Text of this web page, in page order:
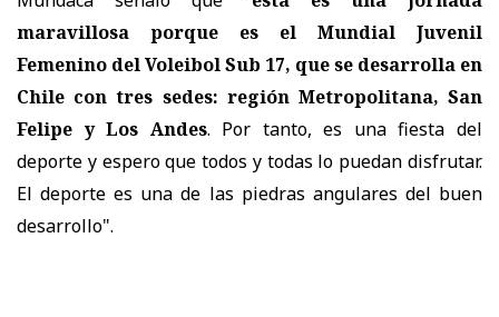
maravillosa porque es el Mundial Juvenil
Femenino del Voleibol Sub 17, que se desarrolla en
Chile con tres sedes: región Metropolitana, San
Felipe y Los Andes. Por tanto, es una fiesta del
deporte y espero que todos y todas lo puedan disfrutar.
El deporte es una de las piedras angulares del buen
desarrollo".